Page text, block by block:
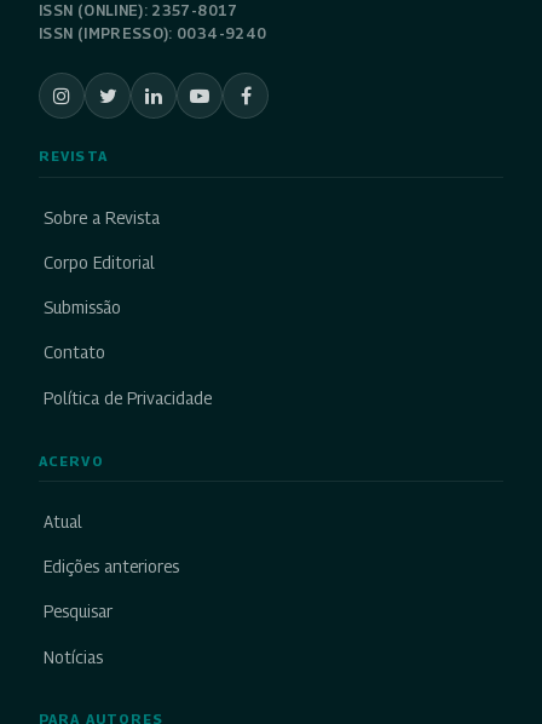
ISSN (ONLINE): 2357-8017
ISSN (IMPRESSO): 0034-9240
REVISTA
Sobre a Revista
Corpo Editorial
Submissão
Contato
Política de Privacidade
ACERVO
Atual
Edições anteriores
Pesquisar
Notícias
PARA AUTORES